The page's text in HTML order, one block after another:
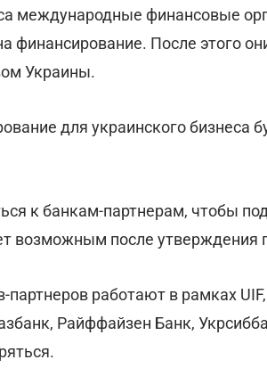
международные финансовые
финансирование. После этого
Украины.
для украинского бизнеса
к банкам-партнерам, чтобы
возможным после утверждения
работают в рамках
Райффайзен Банк,